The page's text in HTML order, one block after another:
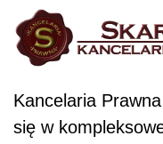
Kancelaria
się w